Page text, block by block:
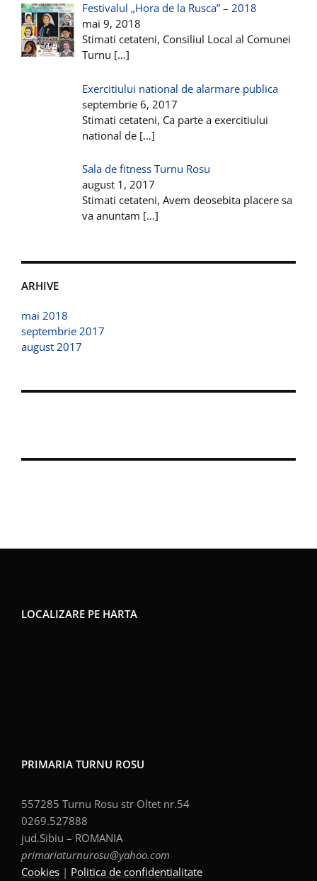
Festivalul „Hora de la Rusca” – 2018
mai 9, 2018
Stimati cetateni, Consiliul Local al Comunei
Turnu […]
Exercitiului national de alarmare publica
septembrie 6, 2017
Stimati cetateni, Ca parte a exercitiului
national de […]
Sala de fitness Turnu Rosu
august 1, 2017
Stimati cetateni, Avem deosebita placere sa
va anuntam […]
ARHIVE
mai 2018
septembrie 2017
august 2017
LOCALIZARE PE HARTA
PRIMARIA TURNU ROSU
557285 Turnu Rosu str Oltet nr.54
0269.527888
jud.Sibiu – ROMANIA
primariaturnurosu@yahoo.com
Cookies | Politica de confidentialitate